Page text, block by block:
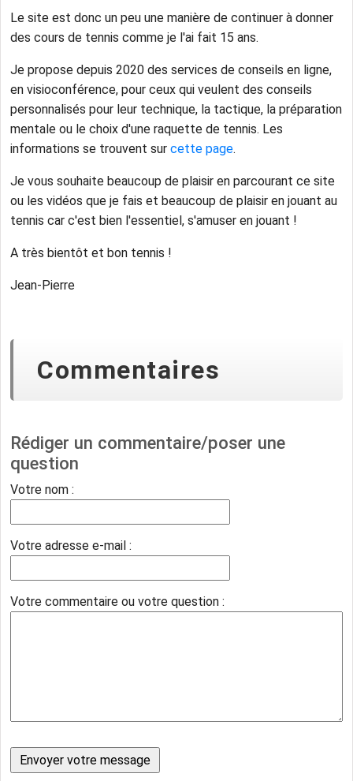
Le site est donc un peu une manière de continuer à donner
des cours de tennis comme je l'ai fait 15 ans.
Je propose depuis 2020 des services de conseils en ligne,
en visioconférence, pour ceux qui veulent des conseils
personnalisés pour leur technique, la tactique, la préparation
mentale ou le choix d'une raquette de tennis. Les
informations se trouvent sur cette page.
Je vous souhaite beaucoup de plaisir en parcourant ce site
ou les vidéos que je fais et beaucoup de plaisir en jouant au
tennis car c'est bien l'essentiel, s'amuser en jouant !
A très bientôt et bon tennis !
Jean-Pierre
Commentaires
Rédiger un commentaire/poser une
question
Votre nom :
Votre adresse e-mail :
Votre commentaire ou votre question :